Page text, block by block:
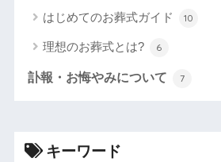
はじめてのお葬式ガイド 10
理想のお葬式とは? 6
訃報・お悔やみについて 7
キーワード